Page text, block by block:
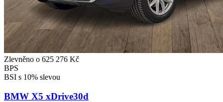
Zlevněno o 625 276 Kč
BPS
BSI s 10% slevou
BMW X5 xDrive30d